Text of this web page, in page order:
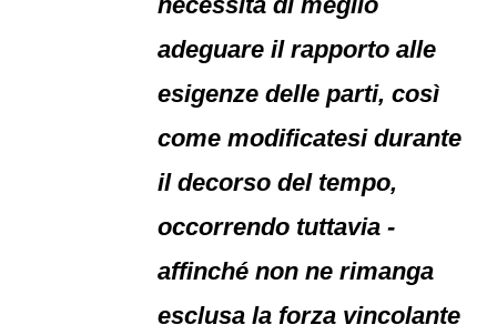
adeguare il rapporto alle
esigenze delle parti, così
come modificatesi durante
il decorso del tempo,
occorrendo tuttavia -
affinché non ne rimanga
esclusa la forza vincolante